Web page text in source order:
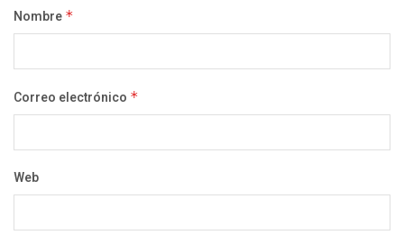
Nombre *
Correo electrónico *
Web